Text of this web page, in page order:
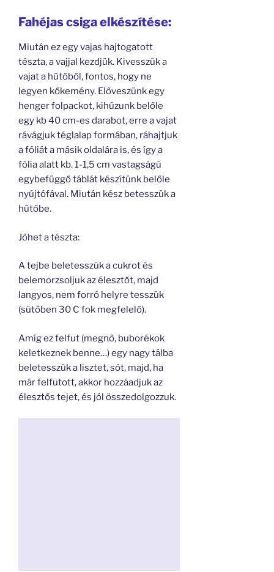
Fahéjas csiga elkészítése:
Miután ez egy vajas hajtogatott
tészta, a vajjal kezdjük. Kivesszük a
vajat a hűtőből, fontos, hogy ne
legyen kőkemény. Előveszünk egy
henger folpackot, kihúzunk belőle
egy kb 40 cm-es darabot, erre a vajat
rávágjuk téglalap formában, ráhajtjuk
a fóliát a másik oldalára is, és így a
fólia alatt kb. 1-1,5 cm vastagságú
egybefüggő táblát készítünk belőle
nyújtófával. Miután kész betesszük a
hűtőbe.
Jöhet a tészta:
A tejbe beletesszük a cukrot és
belemorzsoljuk az élesztőt, majd
langyos, nem forró helyre tesszük
(sütőben 30 C fok megfelelő).
Amíg ez felfut (megnő, buborékok
keletkeznek benne…) egy nagy tálba
beletesszük a lisztet, sót, majd, ha
már felfutott, akkor hozzáadjuk az
élesztős tejet, és jól összedolgozzuk.